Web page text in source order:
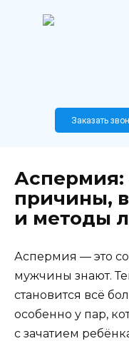
Заказать
Аспермия:
причины,
и методы
Аспермия — это
мужчины знают.
становится всё
особенно у пар,
с зачатием